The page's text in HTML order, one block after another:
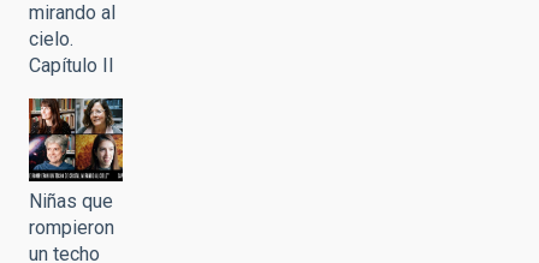
mirando al
cielo.
Capítulo II
Niñas que
rompieron
un techo